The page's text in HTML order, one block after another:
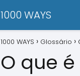
1000 WAYS
1000 WAYS Glossário
O que